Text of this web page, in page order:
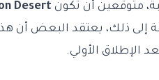
متوقعين أن تكون Desert
إلى ذلك، يعتقد البعض أن
الإطلاق الأولي.